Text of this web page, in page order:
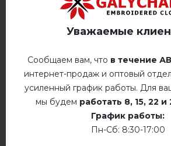
ОТЗЫВЫ О БОГУСЛАВ
Немає відгуків про цей товар.
добавьте свой отзыв о
вишн.)
Уважаемые
Сообщаем вам, что в течение
интернет-продаж и оптовый
усиленный график работы. Для
мы будем работать 8, 15, 22 и
График работы:
Пн-Сб: 8:30-17:00